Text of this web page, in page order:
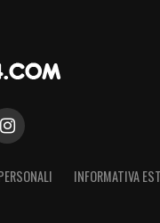
INFORMATIVA